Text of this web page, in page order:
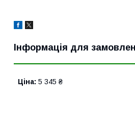
Інформація для
Ціна: 5 345 ₴